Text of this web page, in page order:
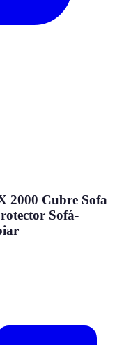
2000 Cubre Sofa
Sofá-